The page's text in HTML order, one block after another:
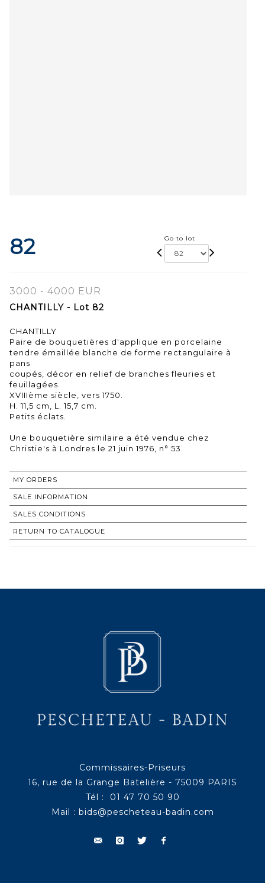
82 Go to lot
3000 - 4000 EUR
CHANTILLY - Lot 82
CHANTILLY
Paire de bouquetières d'applique en porcelaine
tendre émaillée blanche de forme rectangulaire à
pans
coupés, décor en relief de branches fleuries et
feuillagées.
XVIIIème siècle, vers 1750.
H. 11,5 cm, L. 15,7 cm.
Petits éclats.
Une bouquetière similaire a été vendue chez
Christie's à Londres le 21 juin 1976, n° 53.
MY ORDERS
SALE INFORMATION
SALES CONDITIONS
RETURN TO CATALOGUE
Commissaires-Priseurs
16, rue de la Grange Batelière - 75009 PARIS
Tél : 01 47 70 50 90
Mail : bids@pescheteau-badin.com